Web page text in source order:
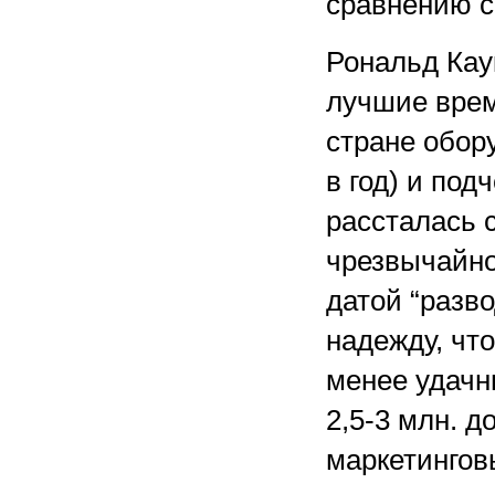
Рональд
лучшие
стране
в год) и
рассталась
датой
надежду,
менее
2,5-3 млн.